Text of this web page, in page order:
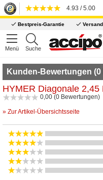
4.93 / 5.00
Bestpreis-Garantie
Menü Suche
Kunden-Bewertungen
HYMER Diagonale 2,45
0,00 (0 Bewertungen)
» Zur Artikel-Übersichtsseite